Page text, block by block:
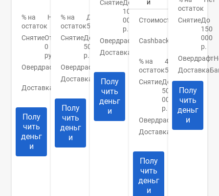
% на
остаток
Нет
СнятиеОт
0
руб.
Овердрафт
0
руб.
Доставка
Полу
чить
деньг
и
% на
остаток
До
5%
СнятиеДо
50000
р.
Овердрафт
Доставка
1-5
Полу
чить
деньг
и
СнятиеДо
100
000
р.
Овердрафт
Нет
Доставка
курьер
Полу
чить
деньг
и
и
Стоимость
Cashback
% на
остаток
4-
5%
СнятиеДо
50
000
р.
Овердрафт
Доставка Банк/
Полу
чить
деньг
и
остаток
СнятиеДо
150
000
р.
Овердрафт
Доставка
Полу
чить
деньг
и